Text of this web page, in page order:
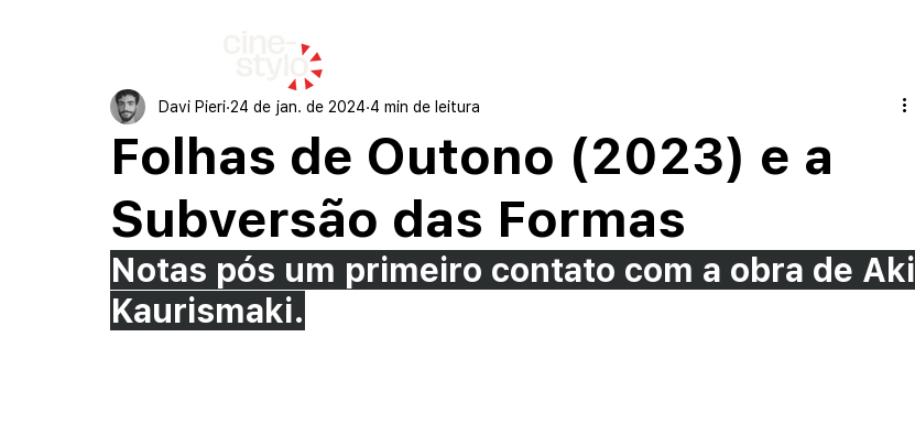
Folhas de Outono (2023) e a
Subversão das Formas
Davi Pieri 24 de jan. de 2024 4 min de leitura
Notas pós um primeiro contato com a obra de Aki
Kaurismaki.